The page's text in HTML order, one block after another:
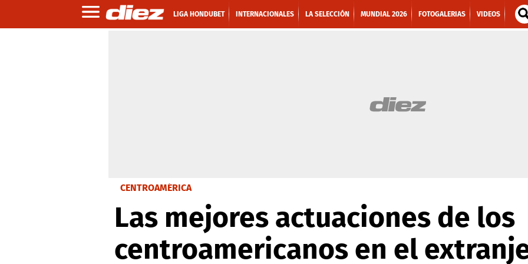
LIGA HONDUBET INTERNACIONALES LA SELECCIÓN MUNDIAL 2026 FOTOGALERIAS VIDEOS
CENTROAMÉRICA
Las mejores actuaciones de los
centroamericanos en el